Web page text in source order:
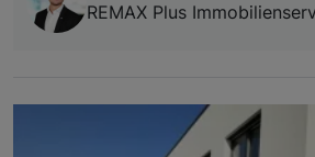
REMAX Plus